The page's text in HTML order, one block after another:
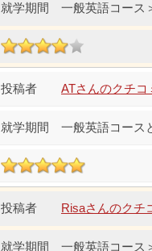
一般英語コース
ATさんのクチコ
一般英語コース
Risaさんのクチ
一般英語コース